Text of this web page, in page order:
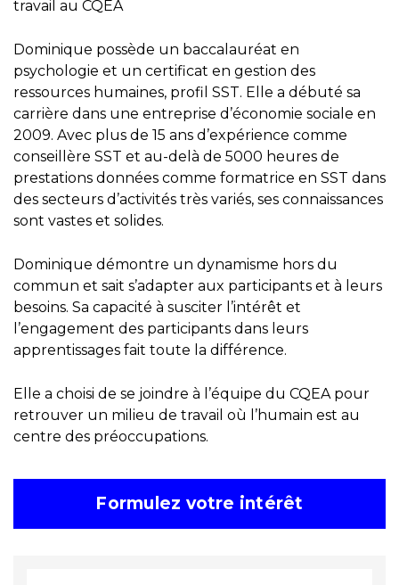
travail au CQEA
Dominique possède un baccalauréat en
psychologie et un certificat en gestion des
ressources humaines, profil SST. Elle a débuté sa
carrière dans une entreprise d’économie sociale en
2009. Avec plus de 15 ans d’expérience comme
conseillère SST et au-delà de 5000 heures de
prestations données comme formatrice en SST dans
des secteurs d’activités très variés, ses connaissances
sont vastes et solides.
Dominique démontre un dynamisme hors du
commun et sait s’adapter aux participants et à leurs
besoins. Sa capacité à susciter l’intérêt et
l’engagement des participants dans leurs
apprentissages fait toute la différence.
Elle a choisi de se joindre à l’équipe du CQEA pour
retrouver un milieu de travail où l’humain est au
centre des préoccupations.
Formulez votre intérêt